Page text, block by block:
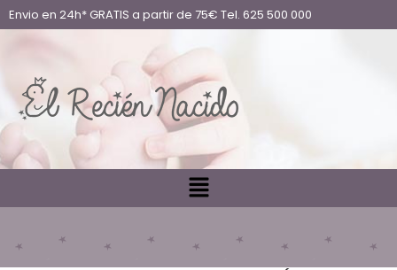
Envio en 24h* GRATIS a partir de 75€ Tel. 625 500 000